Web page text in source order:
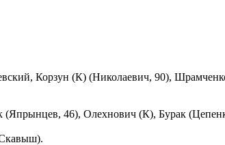
Корзун (К) (Николаевич, 90),
46), Олехнович (К), Бурак